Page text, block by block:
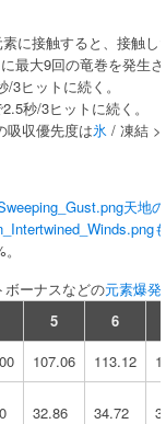
に接触すると、接触
最大9回の竜巻を発生
3ヒットに続く。
秒/3ヒットに続く。
吸収優先度は氷 / 凍結 >
天地
ボーナスなどの元素爆
5
6
107.06 113.12
32.86 34.72